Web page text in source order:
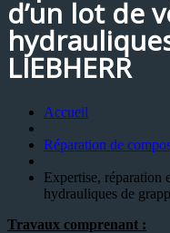
d’un lot de
LIEBHERR
Accueil
Réparation de
Expertise, réparation
hydrauliques de
Travaux comprenant :